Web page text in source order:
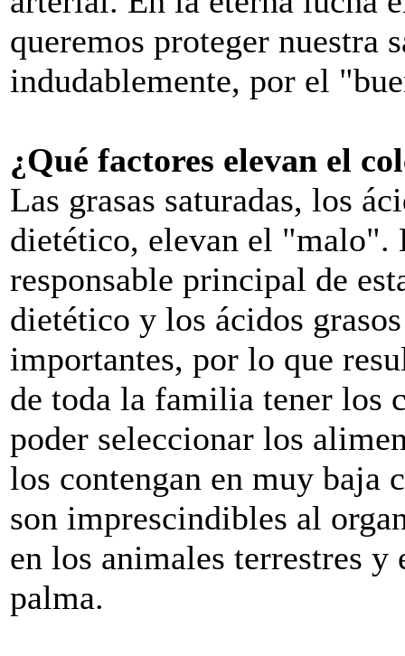
queremos proteger nuestra
indudablemente, por el
¿Qué factores elevan el
Las grasas saturadas, los
dietético, elevan el "malo".
responsable principal de
dietético y los ácidos
importantes, por lo que
de toda la familia tener los
poder seleccionar los
los contengan en muy baja
son imprescindibles al
en los animales terrestres
palma.